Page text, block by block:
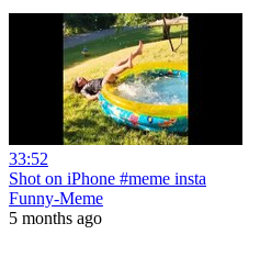
33:52
Shot on iPhone #meme insta
Funny-Meme
5 months ago